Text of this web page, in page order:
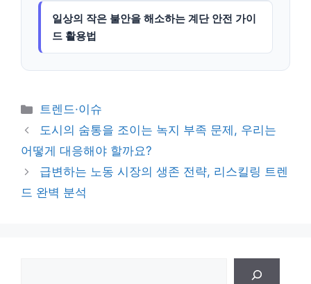
일상의 작은 불안을 해소하는 계단 안전 가이
드 활용법
카
테
리
트렌드·이슈
도시의 숨통을 조이는 녹지 부족 문제, 우리는
어떻게 대응해야 할까요?
급변하는 노동 시장의 생존 전략, 리스킬링 트렌
드 완벽 분석